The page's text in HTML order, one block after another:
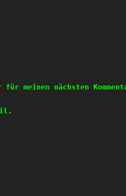
meinen nächsten